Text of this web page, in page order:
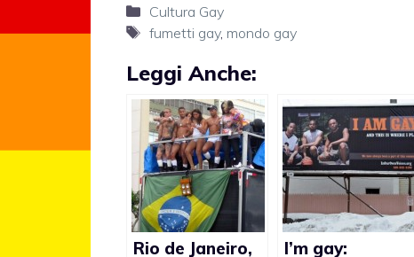
Categorie
Cultura Gay
Tag
fumetti gay, mondo gay
Leggi Anche:
Rio de Janeiro,
I’m gay: